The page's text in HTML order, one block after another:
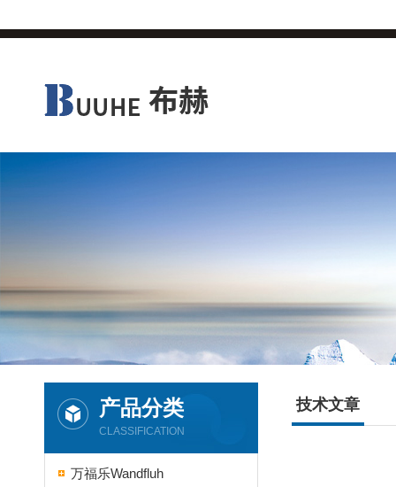
产品分类
CLASSIFICATION
万福乐Wandfluh
技术文章